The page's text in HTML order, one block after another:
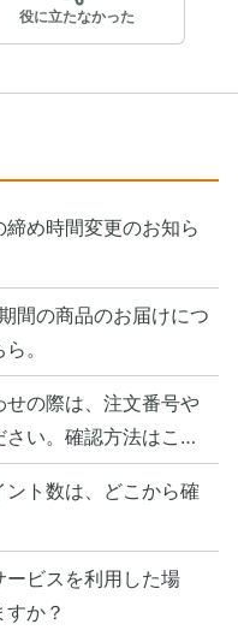
役に立たなかった
め時間変更のお知ら
間の商品のお届けにつ
。
せの際は、注文番号や
い。確認方法はこち
ト数は、どこから確
ビスを利用した場
か？